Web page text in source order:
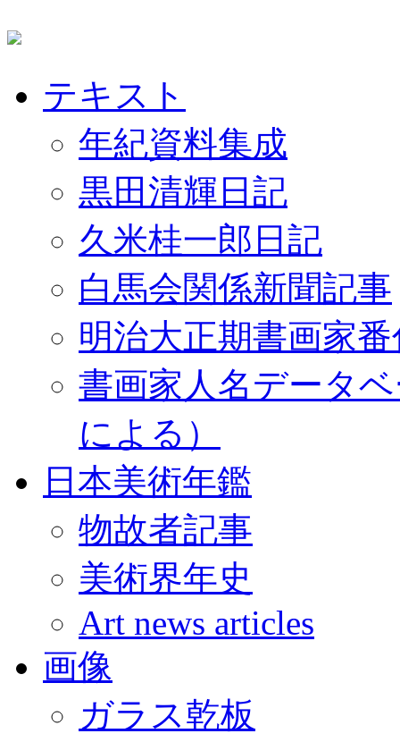
テキスト
年紀資料集成
黒田清輝日記
久米桂一郎日記
白馬会関係新聞記事
明治大正期書画家
書画家人名データ
による）
日本美術年鑑
物故者記事
美術界年史
Art news articles
画像
ガラス乾板